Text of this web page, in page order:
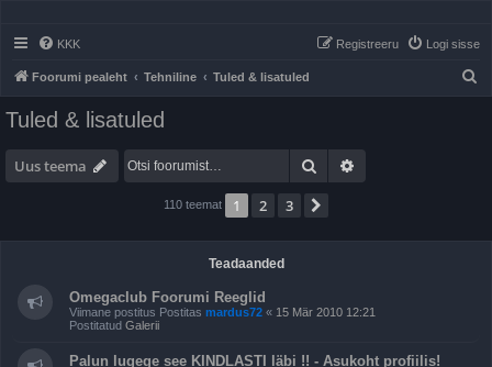
KKK Logi sisse
Registreeru
Foorumi pealeht Tehniline Tuled & lisatuled
Tuled & lisatuled
Uus teema Otsi
110 teemat 1 2 3
Teadaanded
Omegaclub Foorumi Reeglid
Viimane postitus Postitas mardus72 « 15 Mär 2010 12:21
Postitatud Galerii
Palun lugege see KINDLASTI läbi !! - Asukoht profiilis!